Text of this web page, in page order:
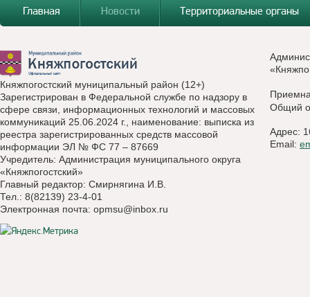
Главная
Новости Территориальные органы
Княжпогостский муниципальный район (12+)
Зарегистрирован в Федеральной службе по надзору в
сфере связи, информационных технологий и массовых
коммуникаций 25.06.2024 г., наименование: выписка из
реестра зарегистрированных средств массовой
информации ЭЛ № ФС 77 – 87669
Учредитель: Администрация муниципального округа
«Княжпогостский»
Главный редактор: Смирнягина И.В.
Тел.: 8(82139) 23-4-01
Электронная почта: opmsu@inbox.ru
Общий
Адрес:
Email: